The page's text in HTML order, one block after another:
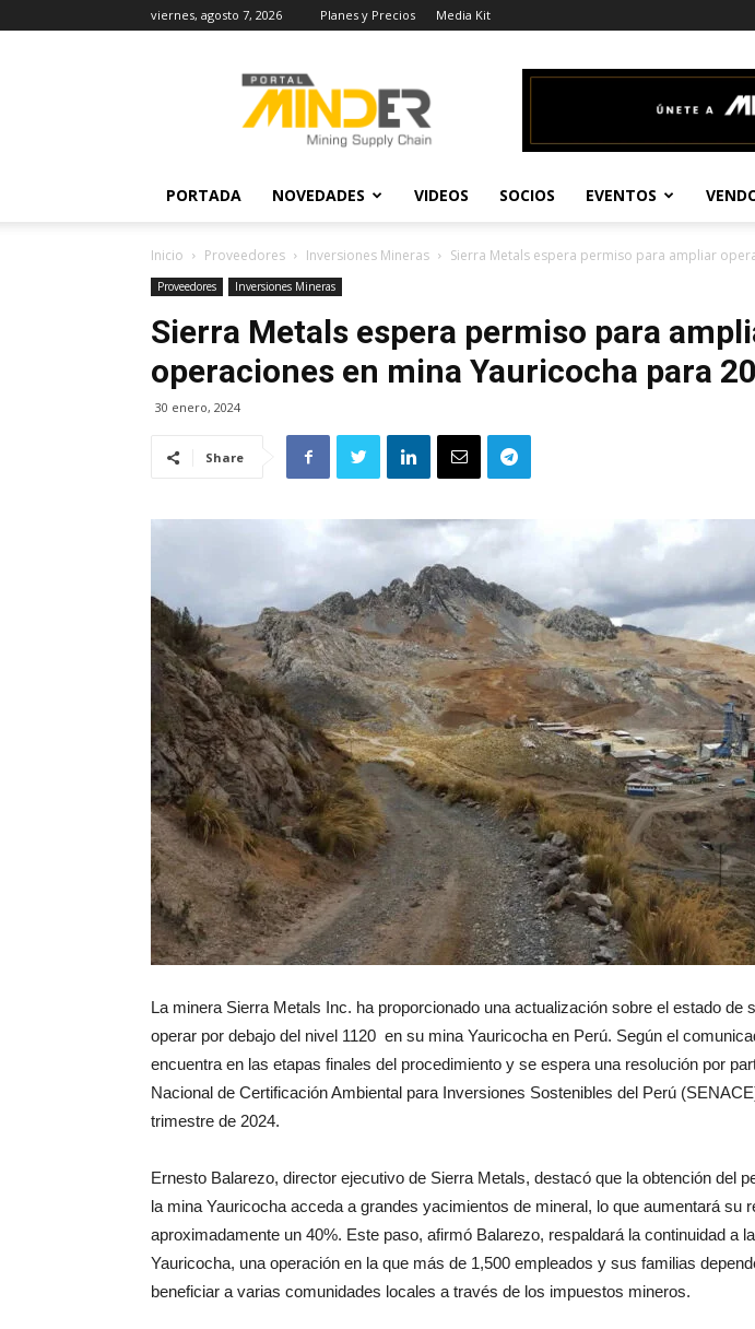
viernes, agosto 7, 2026 Planes y Precios Media Kit
Actualidad
Minera
PORTADA NOVEDADES VIDEOS SOCIOS EVENTOS
Inicio Proveedores Inversiones Mineras Sierra Metals espera permiso para ampliar
Proveedores Inversiones Mineras
Sierra Metals espera permiso para
operaciones en mina Yauricocha para
30 enero, 2024
Share
La minera Sierra Metals Inc. ha proporcionado una actualización sobre el estado de
operar por debajo del nivel 1120 en su mina Yauricocha en Perú. Según el
encuentra en las etapas finales del procedimiento y se espera una resolución por
Nacional de Certificación Ambiental para Inversiones Sostenibles del Perú
trimestre de 2024.
Ernesto Balarezo, director ejecutivo de Sierra Metals, destacó que la obtención del
la mina Yauricocha acceda a grandes yacimientos de mineral, lo que aumentará su
aproximadamente un 40%. Este paso, afirmó Balarezo, respaldará la continuidad a
Yauricocha, una operación en la que más de 1,500 empleados y sus familias
beneficiar a varias comunidades locales a través de los impuestos mineros.